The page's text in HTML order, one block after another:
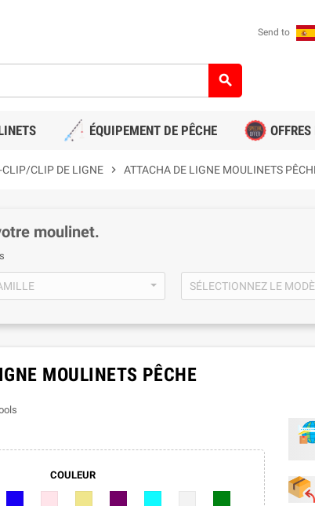
Send to
search
ÉQUIPEMENT DE PÊCHE
CLIP/CLIP DE LIGNE chevron_right ATTACHA DE LIGNE MOULINETS
moulinet.
SÉLECTIONNEZ LE
MOULINETS PÊCHE
COULEUR